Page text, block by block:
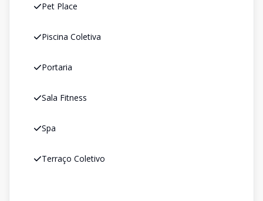
Pet Place
Piscina Coletiva
Portaria
Sala Fitness
Spa
Terraço Coletivo